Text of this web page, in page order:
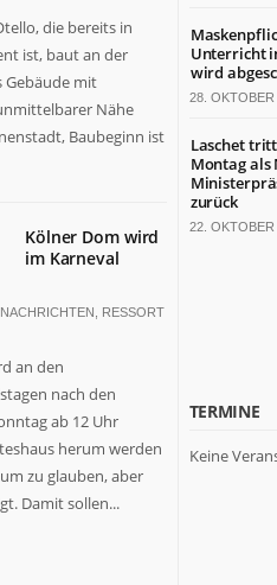
die bereits in
ist, baut an der
Gebäude mit
Nähe
Baubeginn ist
Kölner Dom wird
im Karneval
RESSORT
an den
nach den
ab 12 Uhr
herum werden
zu glauben, aber
Damit sollen...
Unterricht
wird
28. OKTOBER
Laschet
Montag als
zurück
22. OKTOBER
TERMINE
Keine